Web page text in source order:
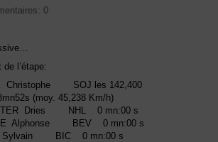
0
l’étape:
Christophe SOJ les 142,400
(moy. 45,238 Km/h)
Dries NHL 0 mn:00 s
Alphonse BEV 0 mn:00 s
Sylvain BIC 0 mn:00 s